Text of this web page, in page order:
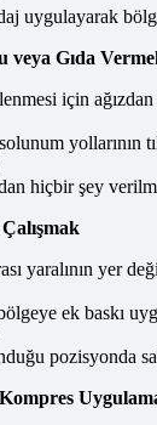
uygulayarak
veya Gıda
için
yollarının
hiçbir şey
Çalışmak
yaralının yer
ek baskı
pozisyonda